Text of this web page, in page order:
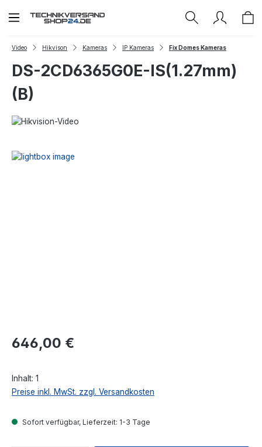
Zum Hauptinhalt springen
Video Hikvison Kameras IP Kameras Fix Domes Kameras
DS-2CD6365G0E-IS(1.27mm)
(B)
Regulärer Preis:
646,00 €
Inhalt: 1
Preise inkl. MwSt. zzgl. Versandkosten
Sofort verfügbar, Lieferzeit: 1-3 Tage